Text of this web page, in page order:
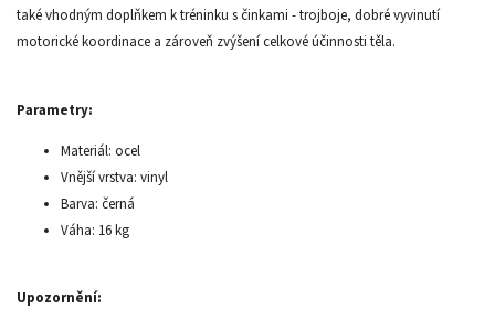
také vhodným doplňkem k tréninku s činkami - trojboje, dobré vyvinutí
motorické koordinace a zároveň zvýšení celkové účinnosti těla.
Parametry:
Materiál: ocel
Vnější vrstva: vinyl
Barva: černá
Váha: 16 kg
Upozornění: